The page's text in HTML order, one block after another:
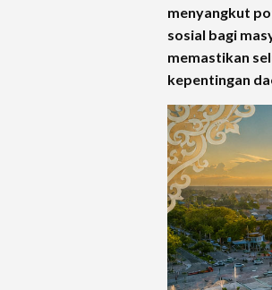
menyangkut
sosial bagi
memastikan
kepentingan